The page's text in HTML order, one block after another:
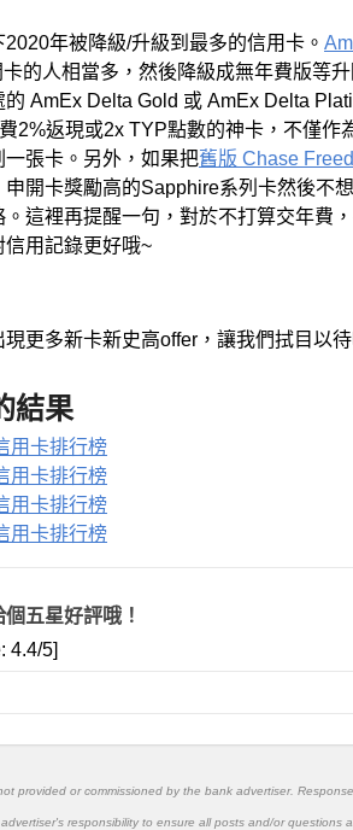
年被降級/升級到最多的信用卡。
卡的人相當多，然後降級成無年費版等升
AmEx Delta Gold 或 AmEx Delta
2%返現或2x TYP點數的神卡，不僅作
張卡。另外，如果把舊版 Chase
開卡獎勵高的Sapphire系列卡然後不
這裡再提醒一句，對於不打算交年費
用記錄更好哦~
更多新卡新史高offer，讓我們拭目以
結果
用卡排行榜
用卡排行榜
用卡排行榜
用卡排行榜
五星好評哦！
4.4/5]
provided or commissioned by the bank advertiser.
responsibility to ensure all posts and/or questions